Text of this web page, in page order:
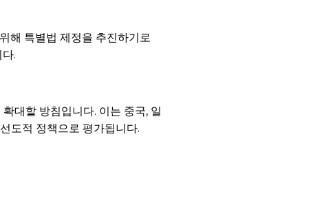
해 특별법 제정을 추진하기로
.
대할 방침입니다. 이는 중국, 일
도적 정책으로 평가됩니다.